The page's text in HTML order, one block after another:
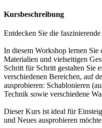
Kursbeschreibung
Entdecken Sie die
In diesem Workshop lernen
Materialien und vielseitigen
Schritt für Schritt gestalten Sie
verschiedenen Bereichen, auf
ausprobieren: Schablonieren
Technik sowie verschiedene
Dieser Kurs ist ideal für
und Neues ausprobieren